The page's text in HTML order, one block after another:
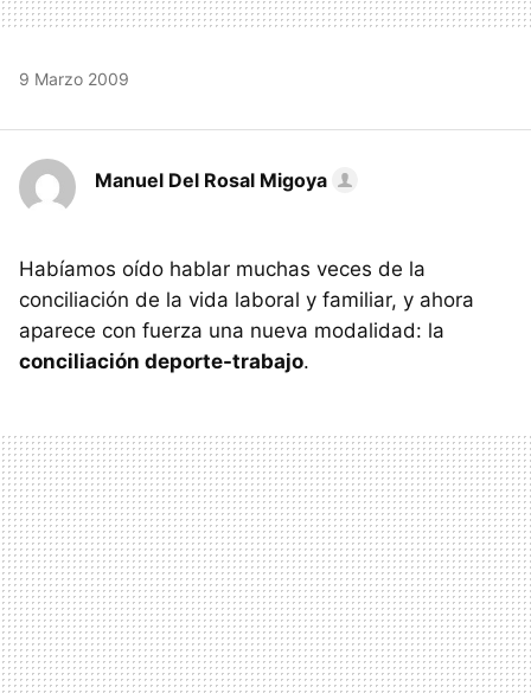
9 Marzo 2009
Manuel Del Rosal Migoya
Habíamos oído hablar muchas veces de la
conciliación de la vida laboral y familiar, y ahora
aparece con fuerza una nueva modalidad: la
conciliación deporte-trabajo.